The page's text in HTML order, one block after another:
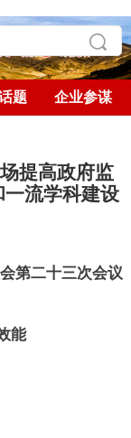
题 企业参谋
提高政府监
流学科建设
第二十三次会议
能